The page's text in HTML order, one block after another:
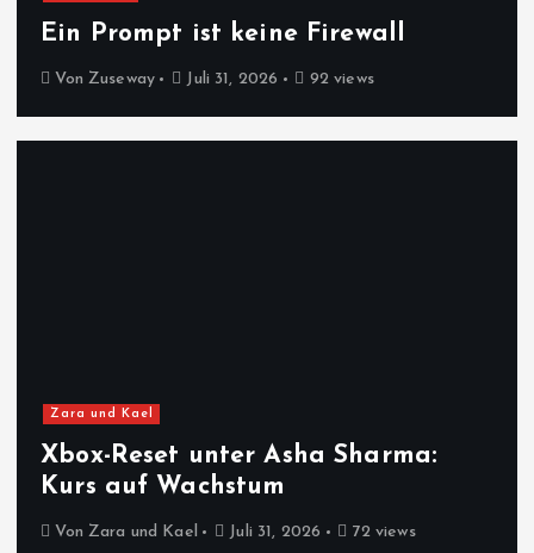
Ein Prompt ist keine Firewall
Von Zuseway Juli 31, 2026 92 views
Zara und Kael
Xbox-Reset unter Asha Sharma:
Kurs auf Wachstum
Von Zara und Kael Juli 31, 2026 72 views